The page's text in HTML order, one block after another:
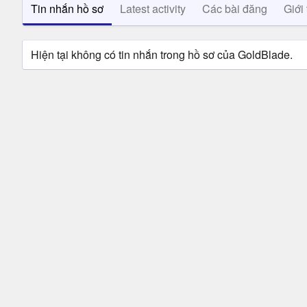
Tin nhắn hồ sơ Latest activity Các bài đăng Giới
Hiện tại không có tin nhắn trong hồ sơ của GoldBlade.